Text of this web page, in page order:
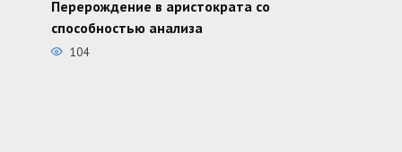
Перерождение в аристократа со
способностью анализа
104